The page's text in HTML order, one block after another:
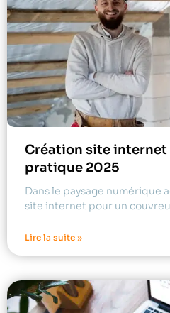
Création site internet
pratique 2025
Dans le paysage numérique
site internet pour un
Lire la suite »